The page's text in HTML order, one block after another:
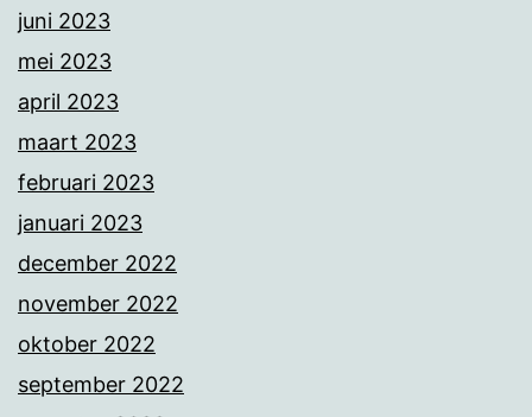
juni 2023
mei 2023
april 2023
maart 2023
februari 2023
januari 2023
december 2022
november 2022
oktober 2022
september 2022